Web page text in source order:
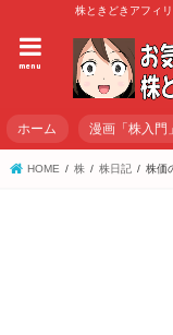
株ときどきアフィ
menu
ホーム 漫画「株入門
HOME 株 株日記 株価